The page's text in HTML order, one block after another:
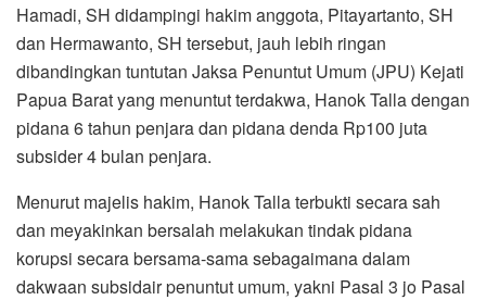
Hamadi, SH didampingi hakim anggota, Pitayartanto, SH
dan Hermawanto, SH tersebut, jauh lebih ringan
dibandingkan tuntutan Jaksa Penuntut Umum (JPU) Kejati
Papua Barat yang menuntut terdakwa, Hanok Talla dengan
pidana 6 tahun penjara dan pidana denda Rp100 juta
subsider 4 bulan penjara.
Menurut majelis hakim, Hanok Talla terbukti secara sah
dan meyakinkan bersalah melakukan tindak pidana
korupsi secara bersama-sama sebagaimana dalam
dakwaan subsidair penuntut umum, yakni Pasal 3 jo Pasal